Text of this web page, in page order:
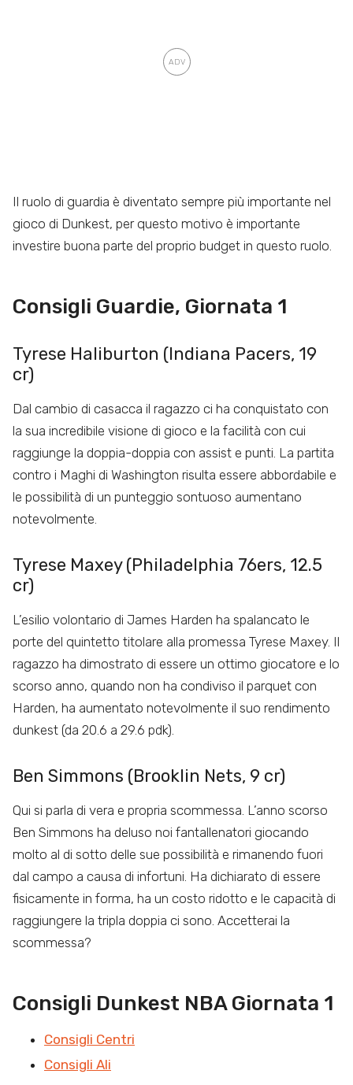
Il ruolo di guardia è diventato sempre più importante nel
gioco di Dunkest, per questo motivo è importante
investire buona parte del proprio budget in questo ruolo.
Consigli Guardie, Giornata 1
Tyrese Haliburton (Indiana Pacers, 19
cr)
Dal cambio di casacca il ragazzo ci ha conquistato con
la sua incredibile visione di gioco e la facilità con cui
raggiunge la doppia-doppia con assist e punti. La partita
contro i Maghi di Washington risulta essere abbordabile e
le possibilità di un punteggio sontuoso aumentano
notevolmente.
Tyrese Maxey (Philadelphia 76ers, 12.5
cr)
L’esilio volontario di James Harden ha spalancato le
porte del quintetto titolare alla promessa Tyrese Maxey. Il
ragazzo ha dimostrato di essere un ottimo giocatore e lo
scorso anno, quando non ha condiviso il parquet con
Harden, ha aumentato notevolmente il suo rendimento
dunkest (da 20.6 a 29.6 pdk).
Ben Simmons (Brooklin Nets, 9 cr)
Qui si parla di vera e propria scommessa. L’anno scorso
Ben Simmons ha deluso noi fantallenatori giocando
molto al di sotto delle sue possibilità e rimanendo fuori
dal campo a causa di infortuni. Ha dichiarato di essere
fisicamente in forma, ha un costo ridotto e le capacità di
raggiungere la tripla doppia ci sono. Accetterai la
scommessa?
Consigli Dunkest NBA Giornata 1
Consigli Centri
Consigli Ali